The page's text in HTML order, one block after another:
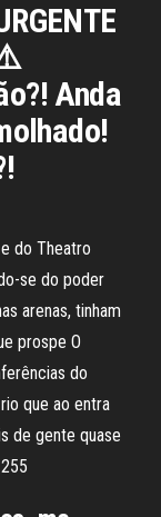
Anda
do Theatro
se do poder
arenas, tinham
prospe O
do
que ao entra
de gente quase